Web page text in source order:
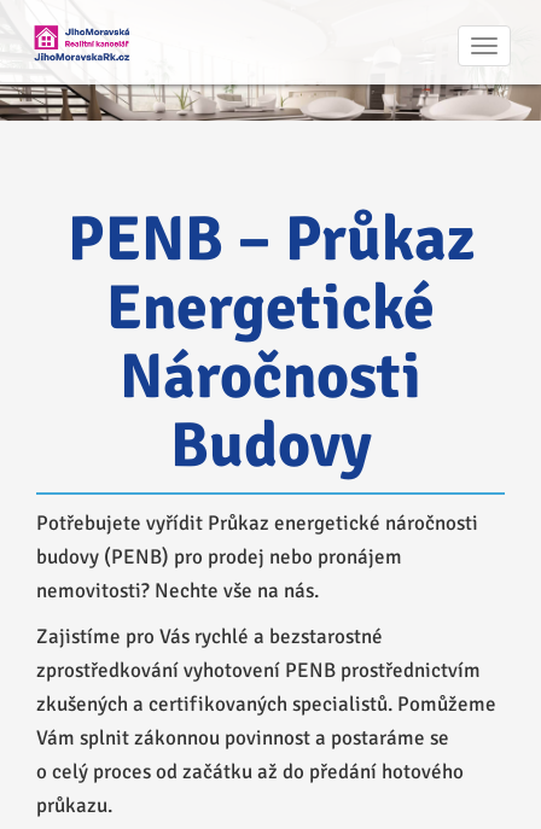
PENB – Průkaz
Energetické
Náročnosti
Budovy
Potřebujete vyřídit Průkaz energetické náročnosti
budovy (PENB) pro prodej nebo pronájem
nemovitosti? Nechte vše na nás.
Zajistíme pro Vás rychlé a bezstarostné
zprostředkování vyhotovení PENB prostřednictvím
zkušených a certifikovaných specialistů. Pomůžeme
Vám splnit zákonnou povinnost a postaráme se
o celý proces od začátku až do předání hotového
průkazu.